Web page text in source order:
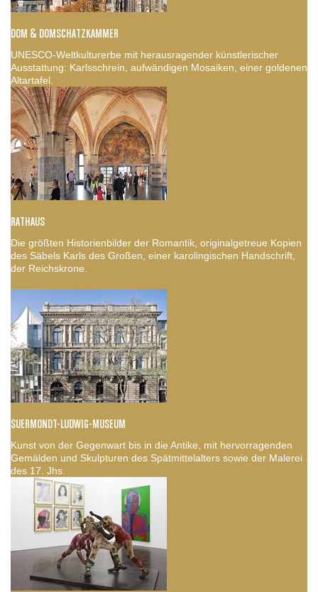
DOM & DOMSCHATZKAMMER
UNESCO-Weltkulturerbe mit herausragender künstlerischer
Ausstattung: Karlsschrein, aufwändigen Mosaiken, einer goldenen
Altartafel.
RATHAUS
Die größten Historienbilder der Romantik, originalgetreue Kopien
des Säbels Karls des Großen, einer karolingischen Handschrift,
der Reichskrone.
SUERMONDT-LUDWIG-MUSEUM
Kunst von der Gegenwart bis in die Antike, mit hervorragenden
Gemälden und Skulpturen des Spätmittelalters sowie der Malerei
des 17. Jhs.